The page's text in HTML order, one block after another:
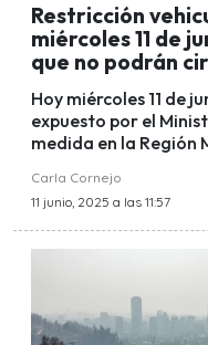
Restricción
miércoles 11 de
que no podrán
Hoy miércoles 11 de
expuesto por el
medida en la Región
Carla Cornejo
11 junio, 2025 a las 11:57